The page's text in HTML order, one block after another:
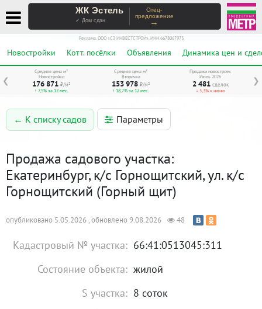
ЖК Эстель
✓ Дом сдан
Спец-
предложение
→
Реклама. ООО «СЗ ИНВЕСТСТРОЙ», ИНН 6678067973
Новостройки Котт. посёлки Объявления Динамика цен и
❮ ❯
Средняя цена м²
Новостройки
176 871 ₽/м²
↑ 7,5% за 12 мес.
Средняя цена м²
Вторичка
153 978 ₽/м²
↑ 18,7% за 12 мес.
Продажи новостроек
Июль 2026
2 481 сделок
↓ 5,3% к июню
← К списку садов Параметры
Продажа садового участка:
Екатеринбург, к/с Горнощитский, ул. к/с
Горнощитский (Горный щит)
опубликовано 5.05.2026 , обновлено 9.08.2026 48
Кадастровый № участка: 66:41:0513045:311
Состояние объекта: жилой
S участка: 8 соток